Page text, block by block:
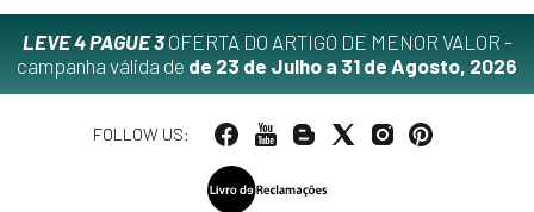
LEVE 4 PAGUE 3OFERTA DO ARTIGO DE MENOR VALOR -
campanha válida de de 23 de Julho a 31 de Agosto, 2026
FOLLOW US: